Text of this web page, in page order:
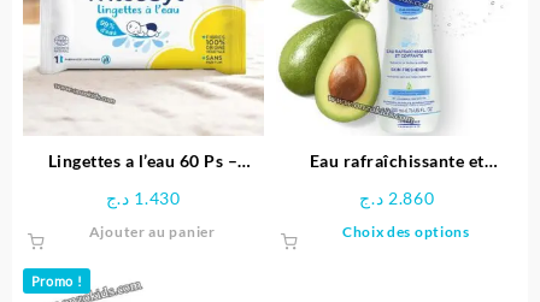
Lingettes a l’eau 60 Ps –
1.430 د.ج
Ajouter au panier
Eau rafraîchissante et
2.860 د.ج
Choix des options
Promo !